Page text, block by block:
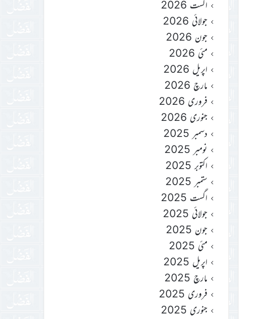
اگست 2026
جولائی 2026
جون 2026
مئی 2026
اپریل 2026
مارچ 2026
فروری 2026
جنوری 2026
دسمبر 2025
نومبر 2025
اکتوبر 2025
ستمبر 2025
اگست 2025
جولائی 2025
جون 2025
مئی 2025
اپریل 2025
مارچ 2025
فروری 2025
جنوری 2025